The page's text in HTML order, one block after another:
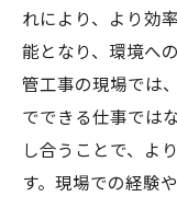
れにより、より効
能となり、環境へ
管工事の現場では
でできる仕事では
し合うことで、よ
す。現場での経験